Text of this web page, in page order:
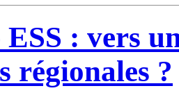
ESS : vers
régionales ?